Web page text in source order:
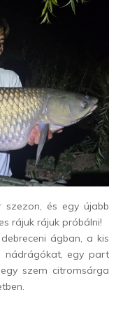
és egy újabb
rájuk rájuk próbálni!
ágban, a kis
nádrágókat, egy part
szem citromsárga